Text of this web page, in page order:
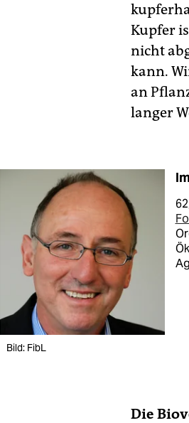
Kupfer
nicht
kann.
an
langer
Bild: FibL
Die